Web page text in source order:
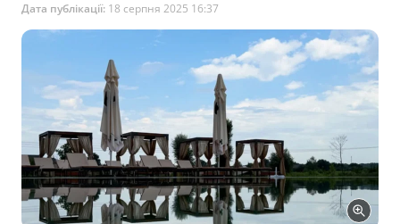
Дата публікації: 18 серпня 2025 16:37